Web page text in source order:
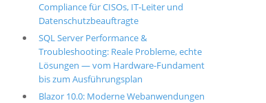
Compliance für CISOs, IT-Leiter und
Datenschutzbeauftragte
SQL Server Performance &
Troubleshooting: Reale Probleme, echte
Lösungen — vom Hardware-Fundament
bis zum Ausführungsplan
Blazor 10.0: Moderne Webanwendungen